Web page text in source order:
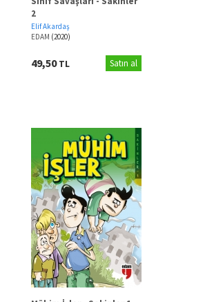
2
Elif Akardaş
EDAM (2020)
49,50TL Satın al